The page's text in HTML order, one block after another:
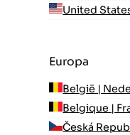
United
Europa
België |
Belgique |
Česká